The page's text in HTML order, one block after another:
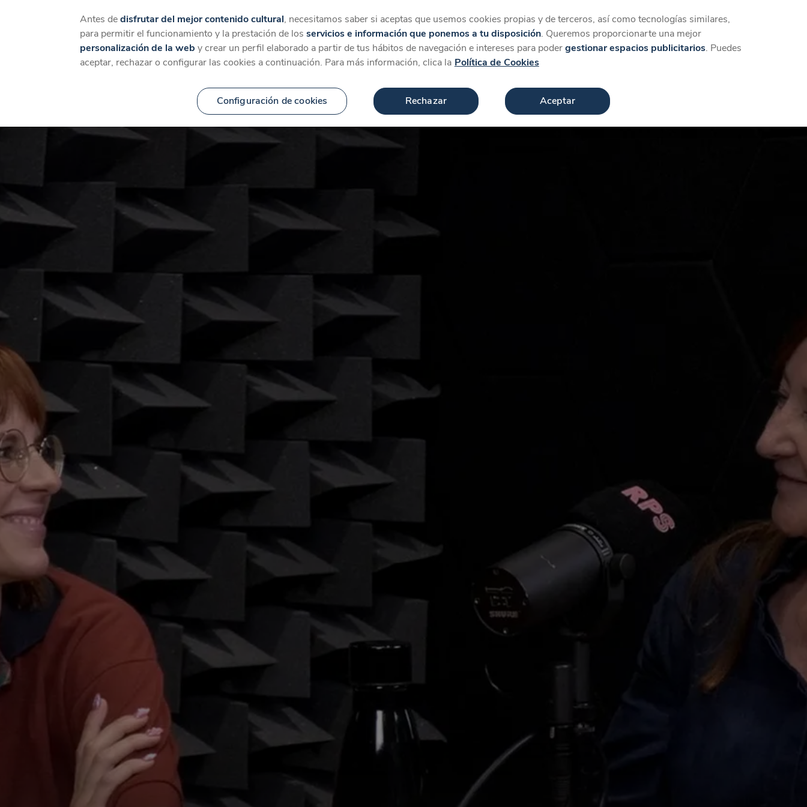
Catálogo Temáticas Categorías Favoritos Más Iniciar sesión Crear cuenta
Antes dedisfrutar del mejor contenido cultural, necesitamos saber si aceptas que usemos cookies propias y de terceros, así como tecnologías similares,
para permitir el funcionamiento y la prestación de los servicios e información que ponemos a tu disposición. Queremos proporcionarte una mejor
personalización de la web y crear un perfil elaborado a partir de tus hábitos de navegación e intereses para podergestionar espacios publicitarios. Puedes
aceptar, rechazar o configurar las cookies a continuación. Para más información, clica la Política de Cookies
Configuración de cookies Rechazar Aceptar